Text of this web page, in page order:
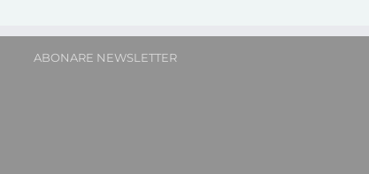
ABONARE NEWSLETTER